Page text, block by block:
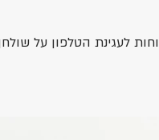
לעגינת הטלפון על